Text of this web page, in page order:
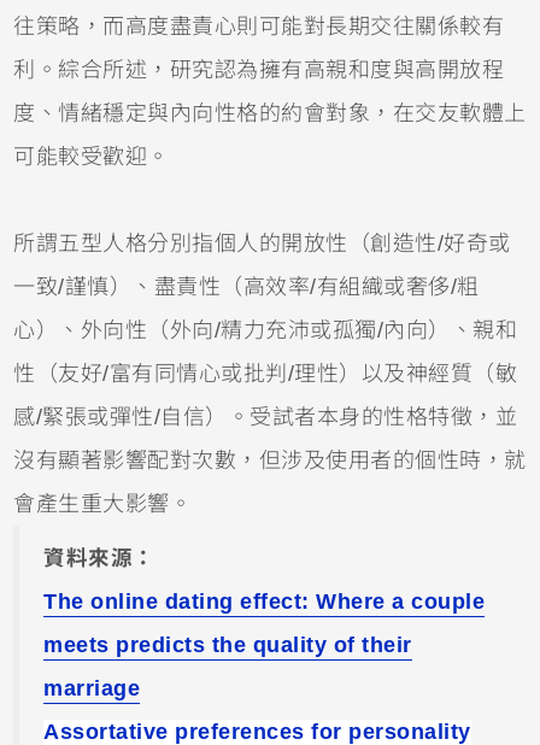
往策略，而高度盡責心則可能對長期交往關係較有
利。綜合所述，研究認為擁有高親和度與高開放程
度、情緒穩定與內向性格的約會對象，在交友軟體上
可能較受歡迎。
所謂五型人格分別指個人的開放性（創造性/好奇或
一致/謹慎）、盡責性（高效率/有組織或奢侈/粗
心）、外向性（外向/精力充沛或孤獨/內向）、親和
性（友好/富有同情心或批判/理性）以及神經質（敏
感/緊張或彈性/自信）。受試者本身的性格特徵，並
沒有顯著影響配對次數，但涉及使用者的個性時，就
會產生重大影響。
資料來源：
The online dating effect: Where a couple
meets predicts the quality of their
marriage
Assortative preferences for personality